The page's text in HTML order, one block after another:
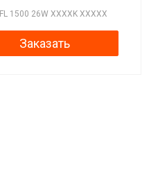
FL 1500 26W XXXXK XXXXX
Заказать